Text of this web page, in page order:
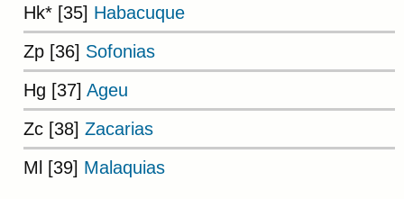
Hk* [35] Habacuque
Zp [36] Sofonias
Hg [37] Ageu
Zc [38] Zacarias
Ml [39] Malaquias